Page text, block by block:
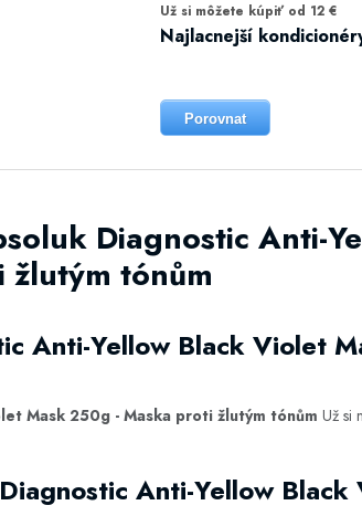
Už si môžete kúpiť od 12 €
Najlacnejší
Porovnat
Diagnostic Anti-
tónům
Anti-Yellow Black Violet
Mask 250g - Maska proti žlutým tónům Už si
Anti-Yellow